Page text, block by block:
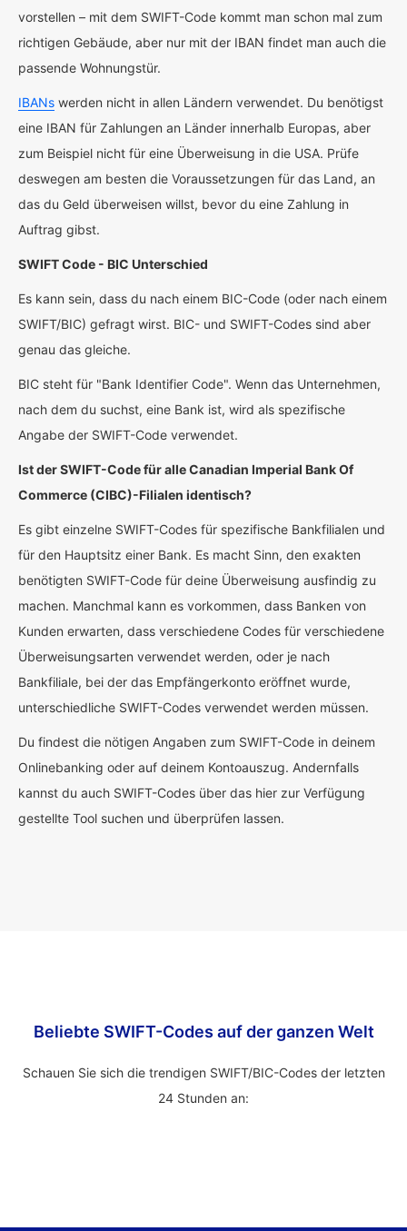
vorstellen – mit dem SWIFT-Code kommt man schon mal zum
richtigen Gebäude, aber nur mit der IBAN findet man auch die
passende Wohnungstür.
IBANs werden nicht in allen Ländern verwendet. Du benötigst
eine IBAN für Zahlungen an Länder innerhalb Europas, aber
zum Beispiel nicht für eine Überweisung in die USA. Prüfe
deswegen am besten die Voraussetzungen für das Land, an
das du Geld überweisen willst, bevor du eine Zahlung in
Auftrag gibst.
SWIFT Code - BIC Unterschied
Es kann sein, dass du nach einem BIC-Code (oder nach einem
SWIFT/BIC) gefragt wirst. BIC- und SWIFT-Codes sind aber
genau das gleiche.
BIC steht für "Bank Identifier Code". Wenn das Unternehmen,
nach dem du suchst, eine Bank ist, wird als spezifische
Angabe der SWIFT-Code verwendet.
Ist der SWIFT-Code für alle Canadian Imperial Bank Of
Commerce (CIBC)-Filialen identisch?
Es gibt einzelne SWIFT-Codes für spezifische Bankfilialen und
für den Hauptsitz einer Bank. Es macht Sinn, den exakten
benötigten SWIFT-Code für deine Überweisung ausfindig zu
machen. Manchmal kann es vorkommen, dass Banken von
Kunden erwarten, dass verschiedene Codes für verschiedene
Überweisungsarten verwendet werden, oder je nach
Bankfiliale, bei der das Empfängerkonto eröffnet wurde,
unterschiedliche SWIFT-Codes verwendet werden müssen.
Du findest die nötigen Angaben zum SWIFT-Code in deinem
Onlinebanking oder auf deinem Kontoauszug. Andernfalls
kannst du auch SWIFT-Codes über das hier zur Verfügung
gestellte Tool suchen und überprüfen lassen.
Beliebte SWIFT-Codes auf der ganzen Welt
Schauen Sie sich die trendigen SWIFT/BIC-Codes der letzten
24 Stunden an: